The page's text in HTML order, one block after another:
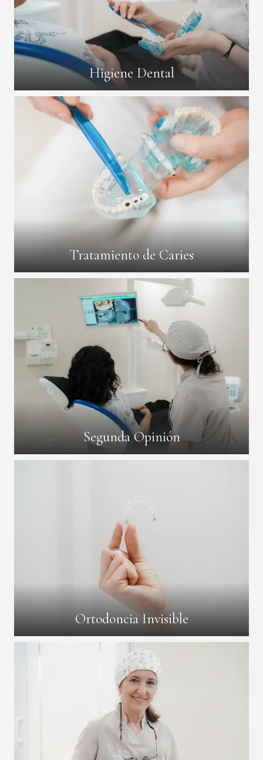
Higiene Dental
Tratamiento de Caries
Segunda Opinión
Ortodoncia Invisible